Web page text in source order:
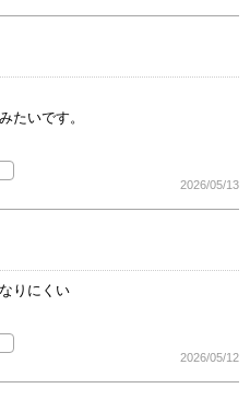
たいです。
2026/05/13
りにくい
2026/05/12